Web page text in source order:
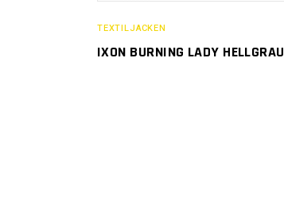
TEXTILJACKEN
IXON BURNING LADY HELLGRAU